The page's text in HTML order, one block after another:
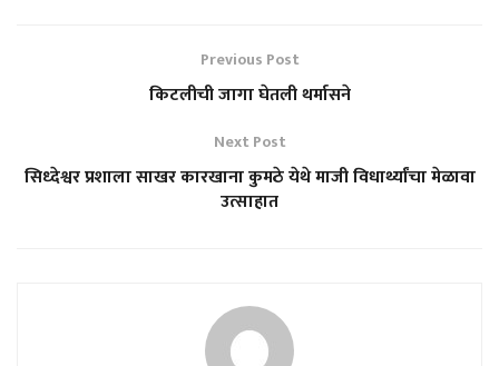
Previous Post
किटलीची जागा घेतली थर्मासने
Next Post
सिध्देश्वर प्रशाला साखर कारखाना कुमठे येथे माजी विधार्थ्यांचा मेळावा
उत्साहात